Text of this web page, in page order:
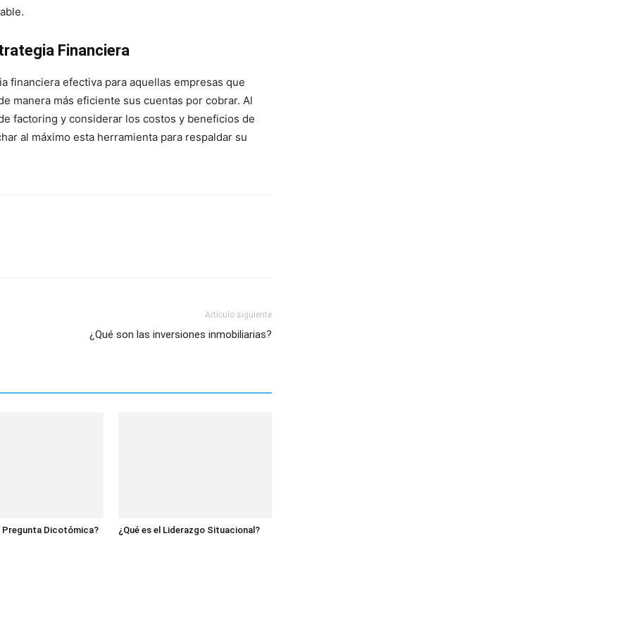
Financiera
financiera efectiva para aquellas empresas que
manera más eficiente sus cuentas por cobrar. Al
factoring y considerar los costos y beneficios de
al máximo esta herramienta para respaldar su
Artículo siguiente
¿Qué son las inversiones inmobiliarias?
Pregunta Dicotómica? ¿Qué es el Liderazgo Situacional?